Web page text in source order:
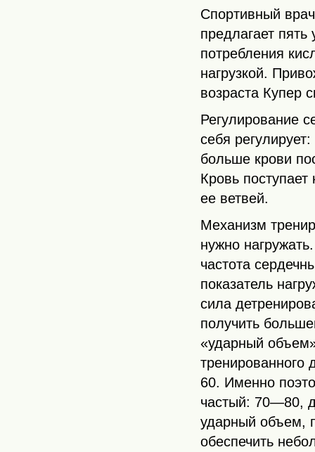
Спортивный
предлагает
потребления
нагрузкой.
возраста Купер
Регулирование
себя
больше крови
Кровь
ее ветвей.
Механизм
нужно
частота
показатель
сила
получить
«ударный
60. Именно
частый: 70—80,
ударный объем,
обеспечить